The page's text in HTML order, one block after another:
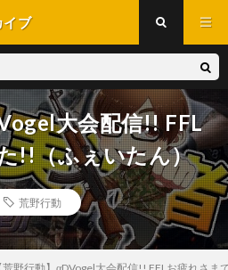
イブ
大会配信!! FFL
!!（ふぇいたん）
荒野行動